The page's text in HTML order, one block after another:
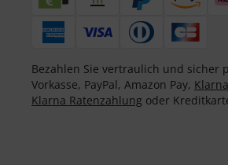
Bezahlen Sie vertraulich und sicher
Vorkasse, PayPal, Amazon Pay,
Klarna Ratenzahlung oder